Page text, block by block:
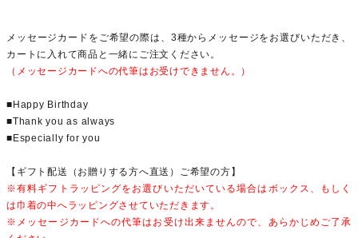
メッセージカードをご希望の際は、3種からメッセージをお選びいただき、
カートに入れて商品と一緒にご注文ください。
（メッセージカードへの代筆はお受けできません。）
■Happy Birthday
■Thank you as always
■Especially for you
【ギフト配送（お贈りする方へ直送）ご希望の方】
※有料ギフトラッピングをお選びいただいている場合はボックス、もしく
は巾着の中へラッピングさせていただきます。
※メッセージカードへの代筆はお受け出来ませんので、あらかじめご了承